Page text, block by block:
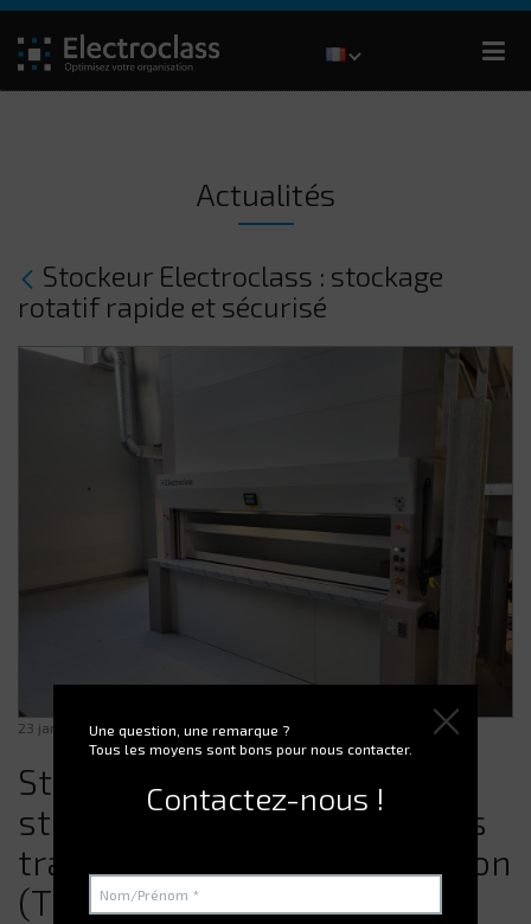
Actualités
Stockeur Electroclass : stockage
rotatif rapide et sécurisé
23 janvier 2026
Stockeur : comment le
stockage rotatif Electroclass
transforme votre organisation
(TITAN)
Une question, une remarque ?
Tous les moyens sont bons pour nous contacter.
Contactez-nous !